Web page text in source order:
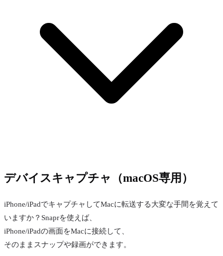
デバイスキャプチャ（macOS専用）
iPhone/iPadでキャプチャしてMacに転送する大変な手間を覚えて
いますか？Snaprを使えば、
iPhone/iPadの画面をMacに接続して、
そのままスナップや録画ができます。